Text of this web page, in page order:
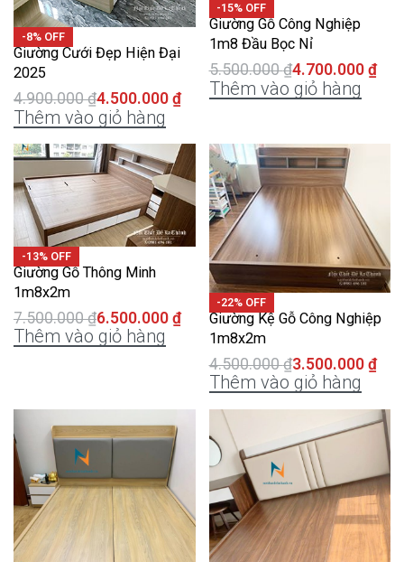
-8% OFF
Giường Cưới Đẹp Hiện Đại
2025
4.900.000₫4.500.000 ₫
Thêm vào giỏ hàng
-15% OFF
Giường Gỗ Công Nghiệp
1m8 Đầu Bọc Nỉ
5.500.000₫4.700.000 ₫
Thêm vào giỏ hàng
-13% OFF
Giường Gỗ Thông Minh
1m8x2m
7.500.000₫6.500.000 ₫
Thêm vào giỏ hàng
-22% OFF
Giường Kệ Gỗ Công Nghiệp
1m8x2m
4.500.000₫3.500.000 ₫
Thêm vào giỏ hàng